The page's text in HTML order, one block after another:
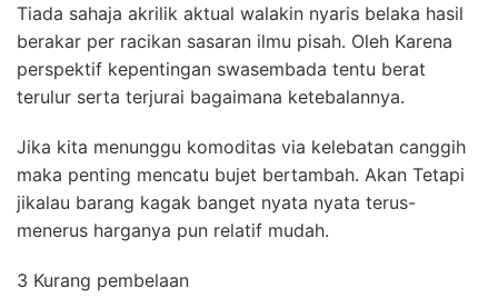
Tiada sahaja akrilik aktual walakin nyaris belaka hasil
berakar per racikan sasaran ilmu pisah. Oleh Karena
perspektif kepentingan swasembada tentu berat
terulur serta terjurai bagaimana ketebalannya.
Jika kita menunggu komoditas via kelebatan canggih
maka penting mencatu bujet bertambah. Akan Tetapi
jikalau barang kagak banget nyata nyata terus-
menerus harganya pun relatif mudah.
3 Kurang pembelaan